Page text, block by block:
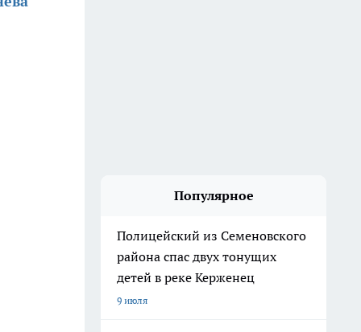
Популярное
Полицейский из Семеновского
района спас двух тонущих
детей в реке Керженец
9 июля